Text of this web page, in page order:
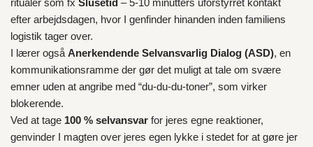
ritualer som fx Slusetid – 5-10 minutters uforstyrret kontakt
efter arbejdsdagen, hvor I genfinder hinanden inden familiens
logistik tager over.
I lærer også Anerkendende Selvansvarlig Dialog (ASD), en
kommunikationsramme der gør det muligt at tale om svære
emner uden at angribe med “du-du-du-toner”, som virker
blokerende.
Ved at tage 100 % selvansvar for jeres egne reaktioner,
genvinder I magten over jeres egen lykke i stedet for at gøre jer